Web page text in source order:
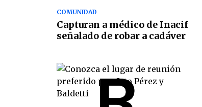
COMUNIDAD
Capturan a médico de Inacif
señalado de robar a cadáver